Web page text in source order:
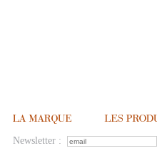
Newsletter :